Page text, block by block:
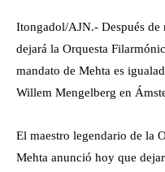
Itongadol/AJN.- Después de
dejará la Orquesta
mandato de Mehta es
Willem Mengelberg en
El maestro legendario de la
Mehta anunció hoy que